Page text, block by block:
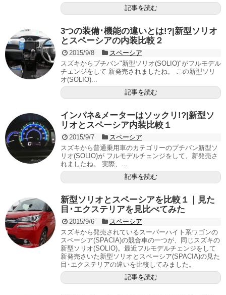
記事を読む
3つの装備･機能の違いとは!?|新型ソリオ
とスペーシアの内装比較２
2015/9/8
スペーシア
スズキからプチバン"新型ソリオ(SOLIO)"がフルモデル
チェンジをして 新発売されましたね。 この新型ソリ
オ(SOLIO)...
記事を読む
インパネ&メーターはソックリ!?|新型ソ
リオとスペーシア内装比較１
2015/9/7
スペーシア
スズキから普通乗用車のカテゴリーのプチバン新型ソ
リオ(SOLIO)が フルモデルチェンジをして、新発売さ
れましたね。 実際、...
記事を読む
新型ソリオとスペーシアを比較１｜見た
目･エクステリアを見比べてみた
2015/9/6
スペーシア
スズキから発売されているスーパーハイト系ワゴンの
スペーシア(SPACIA)の競合車の一つが、同じスズキの
新型ソリオ(SOLIO)。最近フルモデルチェンジをして
新発売さいた新型ソリオとスペーシア(SPACIA)の見た
目･エクステリアの違いを比較してみました。
記事を読む